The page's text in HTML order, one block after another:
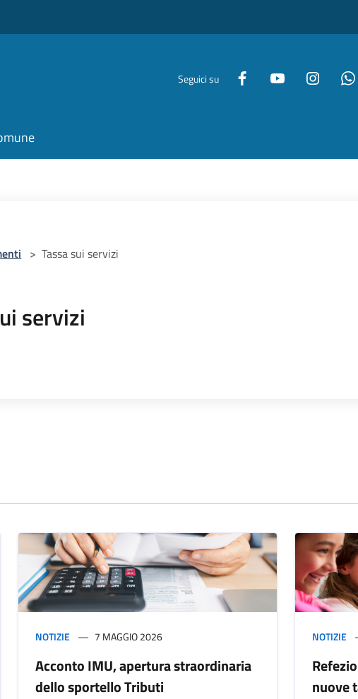
Seguici su
> Tassa sui servizi
servizi
NOTIZIE 7 MAGGIO 2026
Acconto IMU, apertura straordinaria
dello sportello Tributi
NOTIZIE
nuove